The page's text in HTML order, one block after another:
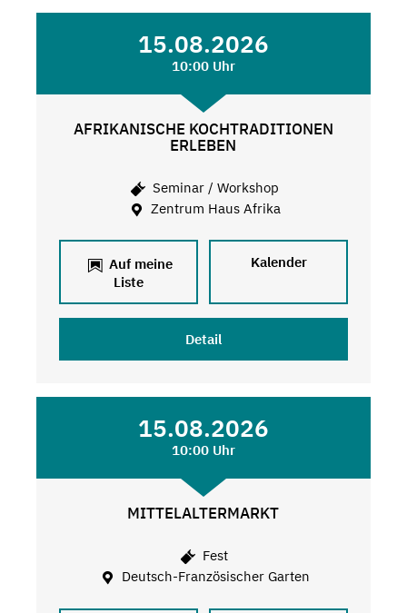
15.08.2026
10:00 Uhr
AFRIKANISCHE KOCHTRADITIONEN
ERLEBEN
Seminar / Workshop
Zentrum Haus Afrika
Auf meine
Liste
Kalender
Detail
15.08.2026
10:00 Uhr
MITTELALTERMARKT
Fest
Deutsch-Französischer Garten